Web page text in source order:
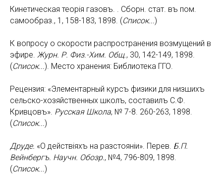
Кинетическая теорiя газовъ. . Сборн. стат. въ пом.
самообраз., 1, 158-183, 1898. (Список...)
К вопросу о скорости распространения возмущений в
эфире. Журн. Р. Физ.-Хим. Общ., 30, 142-149, 1898.
(Список...). Место хранения: Библиотека ГГО.
Рецензия: «Элементарный курсъ физики для низшихъ
сельско-хозяйственных школъ, составилъ С.Ф.
Кривцовъ». Русская Школа, № 7-8. 260-263, 1898.
(Список...)
Друде. «О действiяхъ на разстоянiи». Перев. Б.П.
Вейнбергъ. Научн. Обозр., №4, 796-809, 1898.
(Список...)